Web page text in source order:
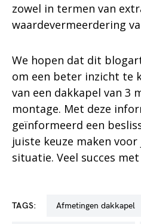
zowel in termen van
waardevermeerdering
We hopen dat dit
om een beter inzicht te
van een dakkapel van 3
montage. Met deze
geïnformeerd een
juiste keuze maken
situatie. Veel succes
TAGS: afmetingen dakkapel